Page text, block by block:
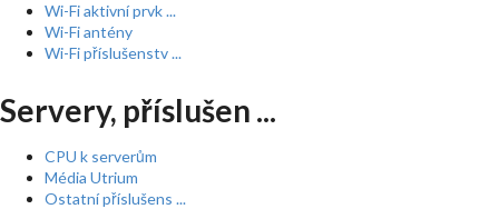
Wi-Fi aktivní prvk ...
Wi-Fi antény
Wi-Fi příslušenstv ...
Servery, příslušen ...
CPU k serverům
Média Utrium
Ostatní příslušens ...